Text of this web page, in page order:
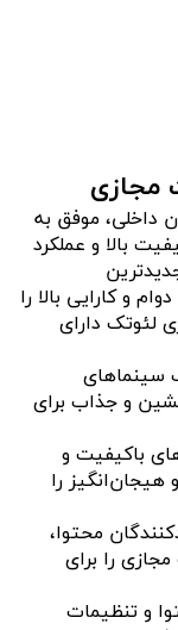
مجازی
داخلی، موفق به
بالا و عملکرد
و کارایی بالا را
لئوتک دارای
سینماهای
و جذاب برای
باکیفیت و
هیجان‌انگیز را
محتوا،
را برای
و تنظیمات